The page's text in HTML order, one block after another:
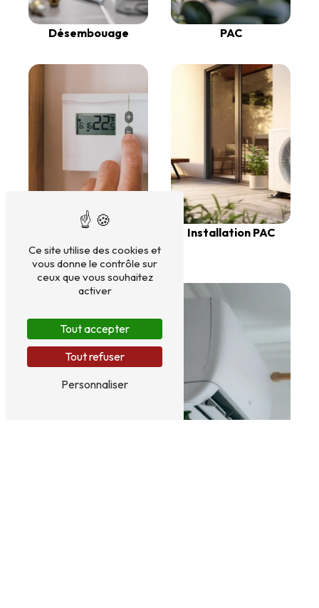
Désembouage PAC
Chaudières
Installation PAC
Ce site utilise des cookies et
vous donne le contrôle sur
ceux que vous souhaitez
activer
Tout accepter
Tout refuser
Personnaliser